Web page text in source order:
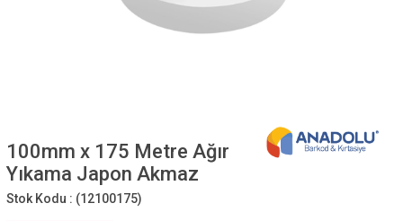
100mm x 175 Metre Ağır
Yıkama Japon Akmaz
Stok Kodu : (12100175)